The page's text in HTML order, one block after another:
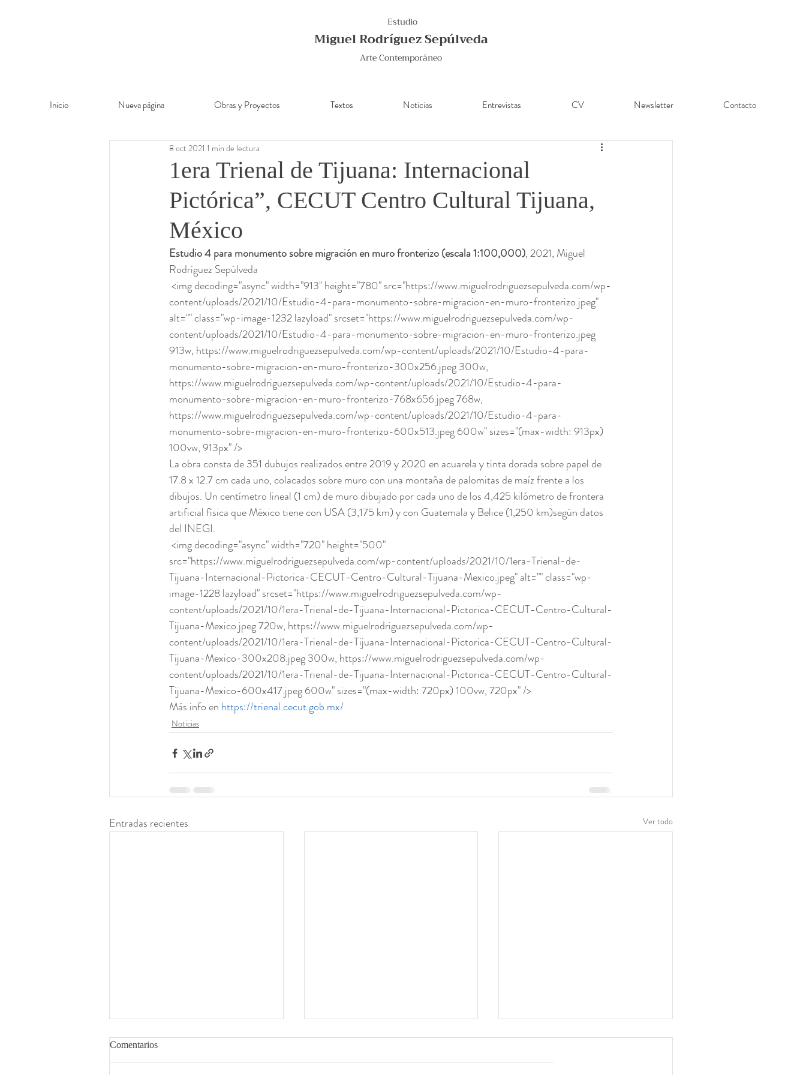
Estudio
Miguel Rodríguez Sepúlveda
Arte Contemporáneo
Inicio Nueva página Obras y Proyectos Textos Noticias Entrevistas CV Newsletter Contacto
1era Trienal de Tijuana: Internacional
Pictórica”, CECUT Centro Cultural Tijuana,
México
8 oct 2021 1 min de lectura
Estudio 4 para monumento sobre migración en muro fronterizo (escala 1:100,000), 2021, Miguel
Rodríguez Sepúlveda
content/uploads/2021/10/Estudio-4-para-monumento-sobre-migracion-en-muro-fronterizo.jpeg"
alt="" class="wp-image-1232 lazyload" srcset="https://www.miguelrodriguezsepulveda.com/wp-
content/uploads/2021/10/Estudio-4-para-monumento-sobre-migracion-en-muro-fronterizo.jpeg
913w, https://www.miguelrodriguezsepulveda.com/wp-content/uploads/2021/10/Estudio-4-para-
monumento-sobre-migracion-en-muro-fronterizo-300x256.jpeg 300w,
https://www.miguelrodriguezsepulveda.com/wp-content/uploads/2021/10/Estudio-4-para-
monumento-sobre-migracion-en-muro-fronterizo-768x656.jpeg 768w,
https://www.miguelrodriguezsepulveda.com/wp-content/uploads/2021/10/Estudio-4-para-
monumento-sobre-migracion-en-muro-fronterizo-600x513.jpeg 600w" sizes="(max-width: 913px)
100vw, 913px" />
La obra consta de 351 dubujos realizados entre 2019 y 2020 en acuarela y tinta dorada sobre papel de
17.8 x 12.7 cm cada uno, colacados sobre muro con una montaña de palomitas de maíz frente a los
dibujos. Un centímetro lineal (1 cm) de muro dibujado por cada uno de los 4,425 kilómetro de frontera
artificial física que México tiene con USA (3,175 km) y con Guatemala y Belice (1,250 km)según datos
del INEGI.
src="https://www.miguelrodriguezsepulveda.com/wp-content/uploads/2021/10/1era-Trienal-de-
Tijuana-Internacional-Pictorica-CECUT-Centro-Cultural-Tijuana-Mexico.jpeg" alt="" class="wp-
image-1228 lazyload" srcset="https://www.miguelrodriguezsepulveda.com/wp-
content/uploads/2021/10/1era-Trienal-de-Tijuana-Internacional-Pictorica-CECUT-Centro-Cultural-
Tijuana-Mexico.jpeg 720w, https://www.miguelrodriguezsepulveda.com/wp-
content/uploads/2021/10/1era-Trienal-de-Tijuana-Internacional-Pictorica-CECUT-Centro-Cultural-
Tijuana-Mexico-300x208.jpeg 300w, https://www.miguelrodriguezsepulveda.com/wp-
content/uploads/2021/10/1era-Trienal-de-Tijuana-Internacional-Pictorica-CECUT-Centro-Cultural-
Tijuana-Mexico-600x417.jpeg 600w" sizes="(max-width: 720px) 100vw, 720px" />
Más info en https://trienal.cecut.gob.mx/
Noticias
Entradas recientes Ver todo
Comentarios